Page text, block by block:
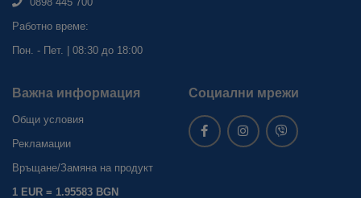
Работно време:
Пон. - Пет. | 08:30 до 18:00
Важна информация
Общи условия
Рекламации
Връщане/Замяна на продукт
1 EUR = 1.95583 BGN
Социални мрежи